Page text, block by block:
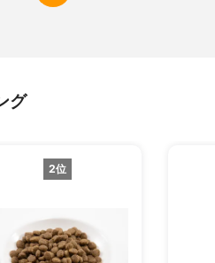
枯草菌）、酸化防止剤（ミックストコフ
グ
2位